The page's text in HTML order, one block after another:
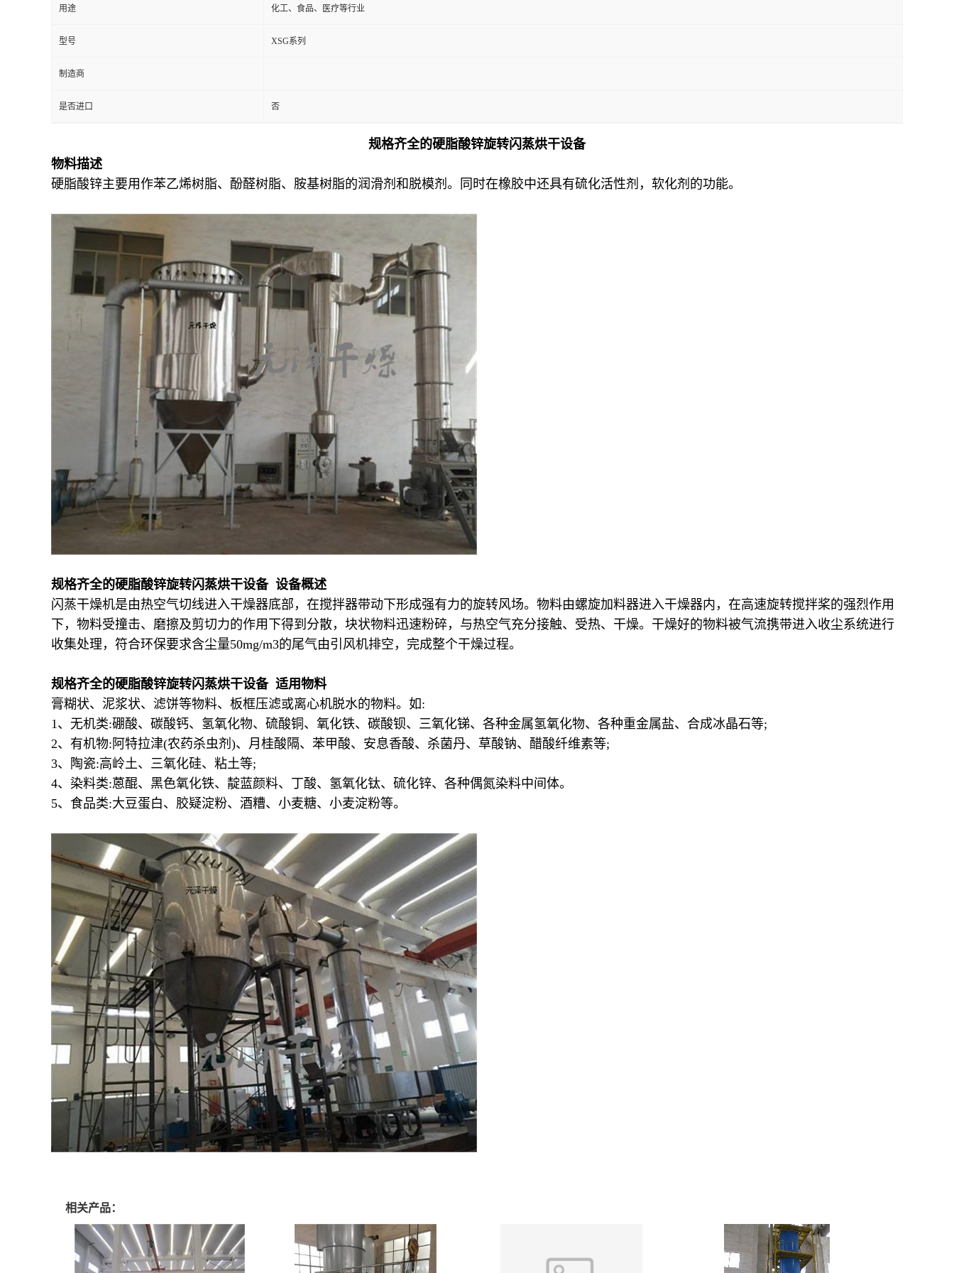
用途 化工、食品、医疗等行业
型号 XSG系列
制造商
是否进口 否
规格齐全的硬脂酸锌旋转闪蒸烘干设备
物料描述
硬脂酸锌主要用作苯乙烯树脂、酚醛树脂、胺基树脂的润滑剂和脱模剂。同时在橡胶中还具有硫化活性剂，软化剂的功能。
规格齐全的硬脂酸锌旋转闪蒸烘干设备 设备概述
闪蒸干燥机是由热空气切线进入干燥器底部，在搅拌器带动下形成强有力的旋转风场。物料由螺旋加料器进入干燥器内，在高速旋转搅拌桨的强烈作用
下，物料受撞击、磨擦及剪切力的作用下得到分散，块状物料迅速粉碎，与热空气充分接触、受热、干燥。干燥好的物料被气流携带进入收尘系统进行
收集处理，符合环保要求含尘量50mg/m3的尾气由引风机排空，完成整个干燥过程。
规格齐全的硬脂酸锌旋转闪蒸烘干设备 适用物料
膏糊状、泥浆状、滤饼等物料、板框压滤或离心机脱水的物料。如:
1、无机类:硼酸、碳酸钙、氢氧化物、硫酸铜、氧化铁、碳酸钡、三氧化锑、各种金属氢氧化物、各种重金属盐、合成冰晶石等;
2、有机物:阿特拉津(农药杀虫剂)、月桂酸隔、苯甲酸、安息香酸、杀菌丹、草酸钠、醋酸纤维素等;
3、陶瓷:高岭土、三氧化硅、粘土等;
4、染料类:蒽醌、黑色氧化铁、靛蓝颜料、丁酸、氢氧化钛、硫化锌、各种偶氮染料中间体。
5、食品类:大豆蛋白、胶疑淀粉、酒糟、小麦糖、小麦淀粉等。
相关产品：